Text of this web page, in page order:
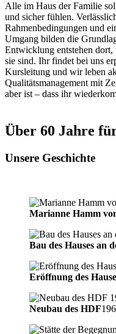
Alle im Haus der Familie
und sicher fühlen.
Rahmenbedingungen und
Umgang bilden die
Entwicklung entstehen
sie sind. Ihr findet bei uns
Kursleitung und wir leben
Qualitätsmanagement mit
aber ist – dass ihr
Über 60 Jahre
Unsere Geschichte
Marianne Hamm
Bau des Hauses an
Eröffnung des
Neubau des HDF